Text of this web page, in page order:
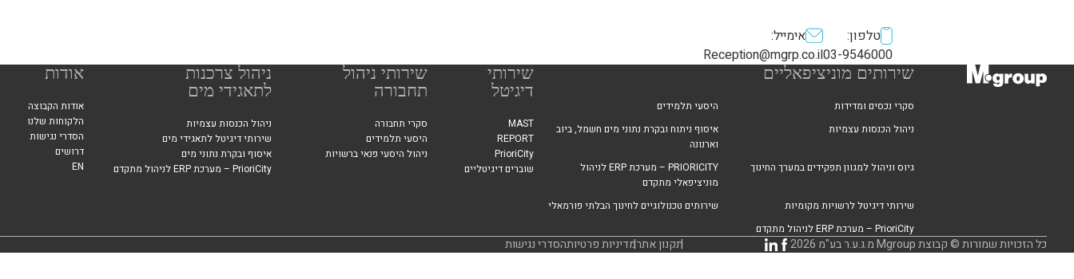
טלפון:
03-9546000
אימייל:
Reception@mgrp.co.il
שירותים מוניציפאליים
סקרי נכסים ומדידות
היסעי תלמידים
ניהול הכנסות עצמיות
איסוף ניתוח ובקרת נתוני מים חשמל, ביוב
וארנונה
גיוס וניהול למגוון תפקידים במערך החינוך
PRIORICITY – מערכת ERP לניהול
מוניציפאלי מתקדם
שירותי דיגיטל לרשויות מקומיות
שירותים טכנולוגיים לחינוך הבלתי פורמאלי
PrioriCity – מערכת ERP לניהול מתקדם
שירותי
דיגיטל
MAST
REPORT
PrioriCity
שוברים דיגיטליים
שירותי ניהול
תחבורה
סקרי תחבורה
היסעי תלמידים
ניהול היסעי פנאי ברשויות
ניהול צרכנות
לתאגידי מים
ניהול הכנסות עצמיות
שירותי דיגיטל לתאגידי מים
איסוף ובקרת נתוני מים
PrioriCity – מערכת ERP לניהול מתקדם
אודות
אודות הקבוצה
הלקוחות שלנו
הסדרי נגישות
דרושים
EN
כל הזכויות שמורות © קבוצת Mgroup מ.ג.ע.ר בע"מ 2026 תקנון אתרמדיניות פרטיותהסדרי נגישות